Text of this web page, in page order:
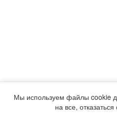
Мы используем файлы cookie
на все,